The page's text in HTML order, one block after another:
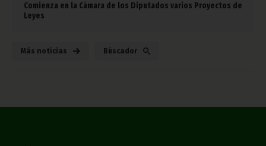
Comienza en la Cámara de los Diputados varios Proyectos de
Leyes
Más noticias Búscador